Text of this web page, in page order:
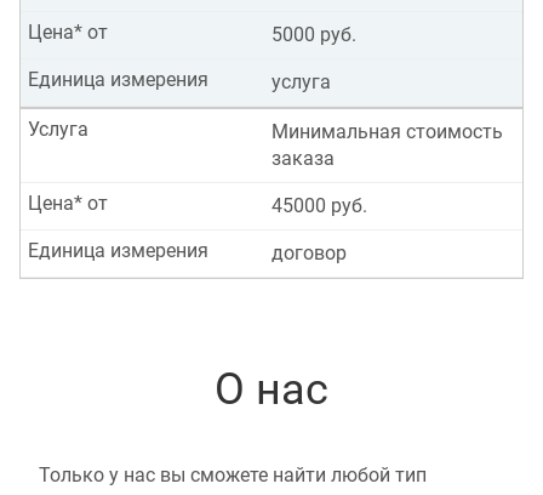
5000 руб.
Цена* от
услуга
Единица измерения
Минимальная стоимость
заказа
Услуга
45000 руб.
Цена* от
договор
Единица измерения
О нас
Только у нас вы сможете найти любой тип